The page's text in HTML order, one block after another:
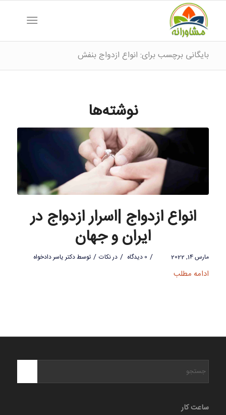
بایگانی برچسب برای: انواع ازدواج بنفش
نوشته‌ها
انواع ازدواج |اسرار ازدواج در
ایران و جهان
مارس 14, 2022 / 0 دیدگاه / درنکات / توسطدکتر یاسر دادخواه
ادامه مطلب
ساعت کار